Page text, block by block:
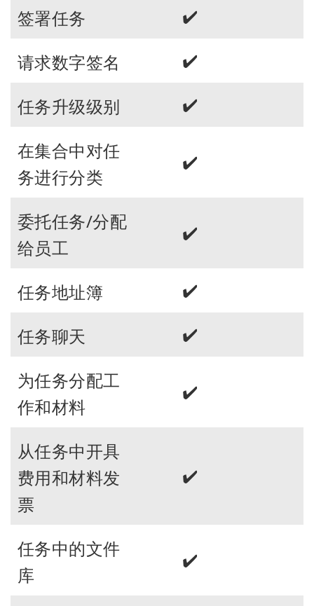
签署任务
✔️
请求数字签名
✔️
任务升级级别
✔️
在集合中对任
务进行分类
✔️
委托任务/分配
给员工
✔️
任务地址簿
✔️
任务聊天
✔️
为任务分配工
作和材料
✔️
从任务中开具
费用和材料发
票
✔️
任务中的文件
库
✔️